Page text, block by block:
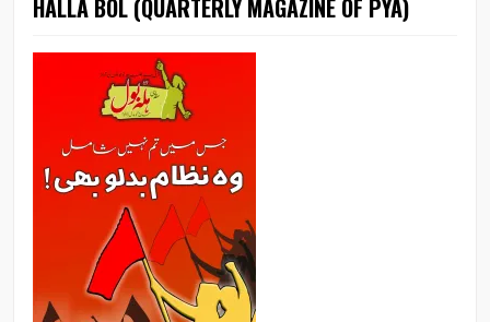
HALLA BOL (QUARTERLY MAGAZINE OF PYA)